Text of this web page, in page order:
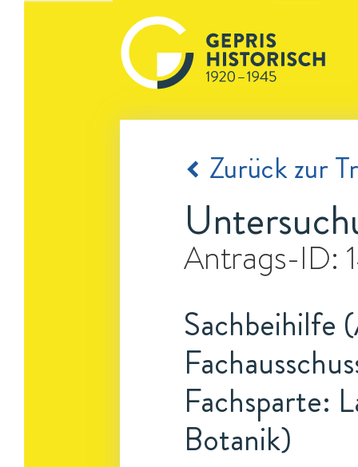
Zurück zur
Antrags-ID:
Sachbeihilfe
Fachsparte:
Botanik)